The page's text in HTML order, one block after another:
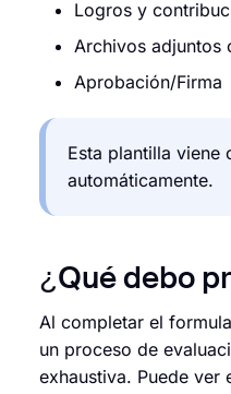
Logros y
Archivos adjuntos
Aprobación/Firma
Esta plantilla viene
automáticamente.
¿Qué debo
Al completar el
un proceso de
exhaustiva. Puede ver